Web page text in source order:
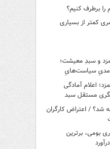
برطرف کنیم؟
کمتر از بسیاری
و سبدِ معیشت؛
سیاست‌هایِ
اعلام آمادگی
مستقل سبد
شد؟ / اعتراض کارگران
بومی، برترین